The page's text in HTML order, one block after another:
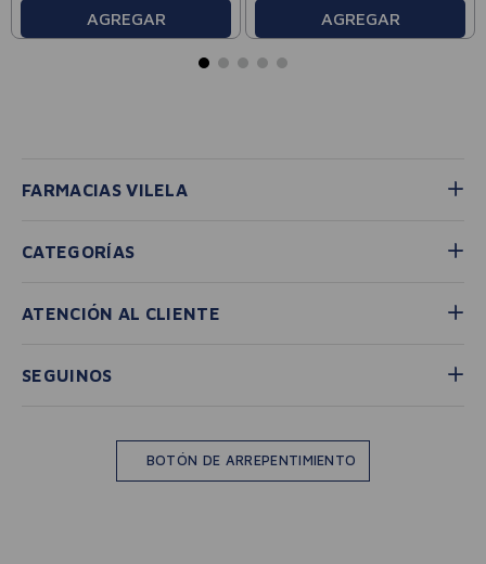
AGREGAR AGREGAR
FARMACIAS VILELA
CATEGORÍAS
ATENCIÓN AL CLIENTE
SEGUINOS
BOTÓN DE ARREPENTIMIENTO